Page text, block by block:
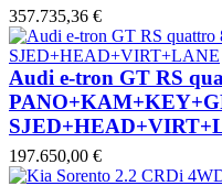
357.735,36 €
Audi e-tron GT RS
197.650,00 €